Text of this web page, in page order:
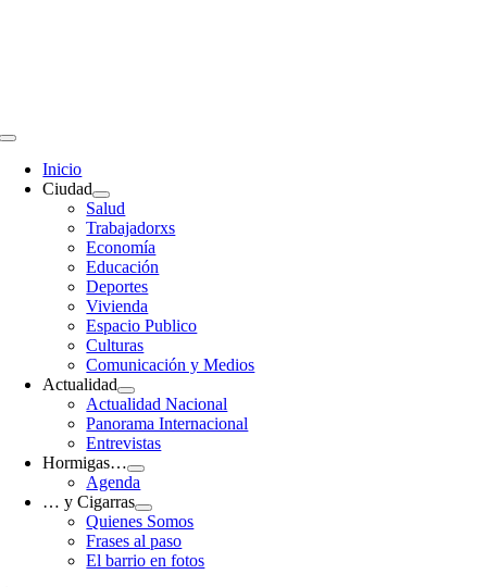
Toggle
Navigation
Inicio
Ciudad
Salud
Trabajadorxs
Economía
Educación
Deportes
Vivienda
Espacio Publico
Culturas
Comunicación y Medios
Actualidad
Actualidad Nacional
Panorama Internacional
Entrevistas
Hormigas…
Agenda
… y Cigarras
Quienes Somos
Frases al paso
El barrio en fotos